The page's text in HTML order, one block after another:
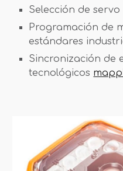
Selección de
Programación de
estándares
Sincronización de
tecnológicos